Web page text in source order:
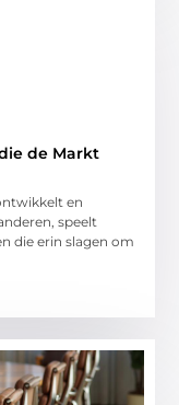
de Markt
en
speelt
die erin slagen om